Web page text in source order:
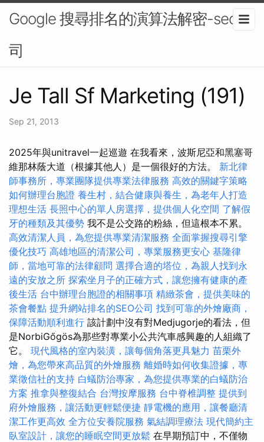
Google 搜尋排名的演算法解密-seo公
司
Je Tall Sf Marketing (191)
Sep 21, 2013
2025年與unitravel一起巡遊 在我看來，波斯尼亞和黑塞哥
維那林蔭大道（根據其他人）是一個很好的方法。 新北律
師事務所，專業團隊提供專業法律服務 高效的關鍵字策略
如何辦理台胞證 養生村，結合健康與養生，為老年人打造
理想生活 長照中心的單人房選擇，提供個人化空間 了解假
牙的種類及其優勢 我不是公交路的粉絲，但這根本不累。
高效清潔人員，為您提供專業清潔服務 全面掌握搜尋引擎
優化技巧 高雄地區的清潔公司，專業服務更安心 基隆律
師，當地可靠的法律顧問 選擇合適的塔位，為親人找到永
遠的安放之所 探索坐月子的正確方式，讓您擁有健康的產
後生活 台中辦理台胞證的相關事項 精緻茶會，提供美味的
茶會餐點 提升網站排名的SEO公司 找到可靠的外燴廠商，
保障活動順利進行 該計劃中沒有對Medjugorje的看法，但
是NorbiGőgös為那些對專業小公共汽車感興趣的人組織了
它。 現代風格的室內裝潢，讓每個角落更具魅力 苗栗外
燴，為您帶來高品質的外燴服務 離婚時如何收集證據，專
業徵信社的支持 白蟻防治專家，為您提供專業的白蟻防治
方案 推拿與整復結合 台灣按摩服務 台中脊椎調整 提供到
府外燴服務，讓活動更輕鬆便捷 靜電機的應用，讓餐廳清
潔工作更高效 全方位安養院服務 氣結調理療法 現代簡約主
臥室設計，讓您的睡眠空間更放鬆 在早期預訂中，不僅物